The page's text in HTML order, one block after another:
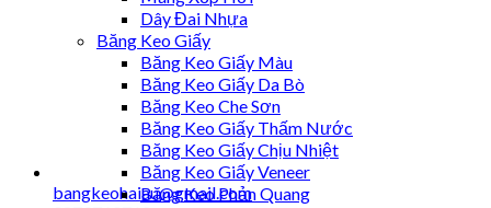
bangkeohaiau@gmail.com
Dây Đai Nhựa
Băng Keo Giấy
Băng Keo Giấy Màu
Băng Keo Giấy Da Bò
Băng Keo Che Sơn
Băng Keo Giấy Thấm Nước
Băng Keo Giấy Chịu Nhiệt
Băng Keo Giấy Veneer
Băng Keo Phản Quang